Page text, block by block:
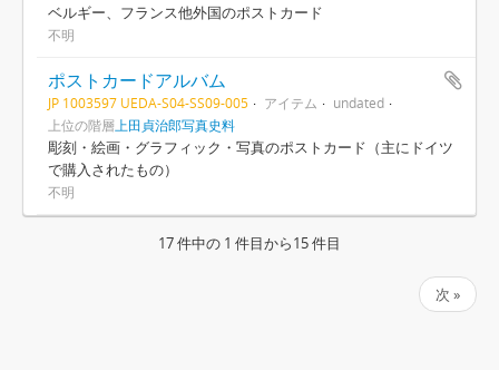
ベルギー、フランス他外国のポストカード
不明
ポストカードアルバム
JP 1003597 UEDA-S04-SS09-005 アイテム
undated
上位の階層 上田貞治郎写真史料
彫刻・絵画・グラフィック・写真のポストカード（主にドイツ
で購入されたもの）
不明
17 件中の 1 件目から15 件目
次 »